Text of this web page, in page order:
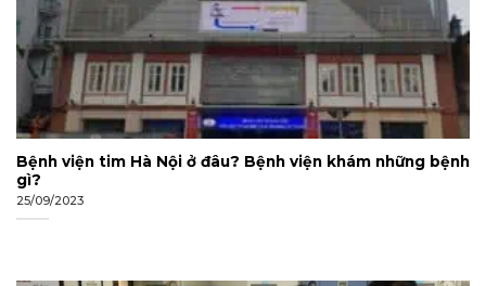
Bệnh viện tim Hà Nội ở đâu? Bệnh viện khám những bệnh
gì?
25/09/2023